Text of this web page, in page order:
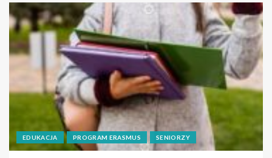
EDUKACJA PROGRAM ERASMUS SENIORZY